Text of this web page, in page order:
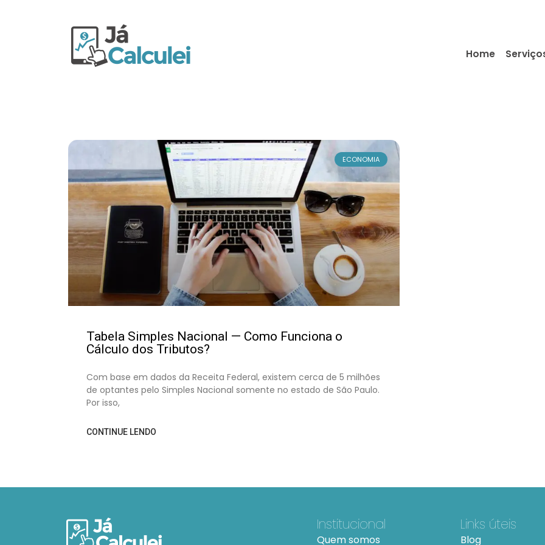
Home
ECONOMIA
Tabela Simples Nacional — Como Funciona o
Cálculo dos Tributos?
Com base em dados da Receita Federal, existem cerca de 5 milhões
de optantes pelo Simples Nacional somente no estado de São Paulo.
Por isso,
CONTINUE LENDO
Institucional
Quem somos
Links úteis
Blog